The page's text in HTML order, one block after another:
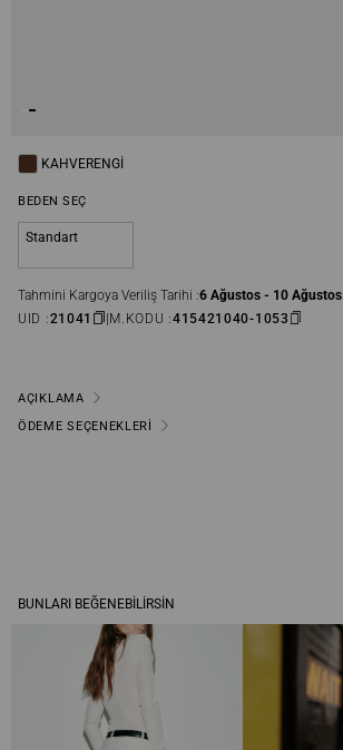
KAHVERENGI
BEDEN SEÇ
Standart
Tahmini Kargoya Veriliş Tarihi :6 Ağustos - 10 Ağustos
UID :21041 M.KODU :415421040-1053
AÇIKLAMA
ÖDEME SEÇENEKLERI
BUNLARI BEĞENEBILIRSIN